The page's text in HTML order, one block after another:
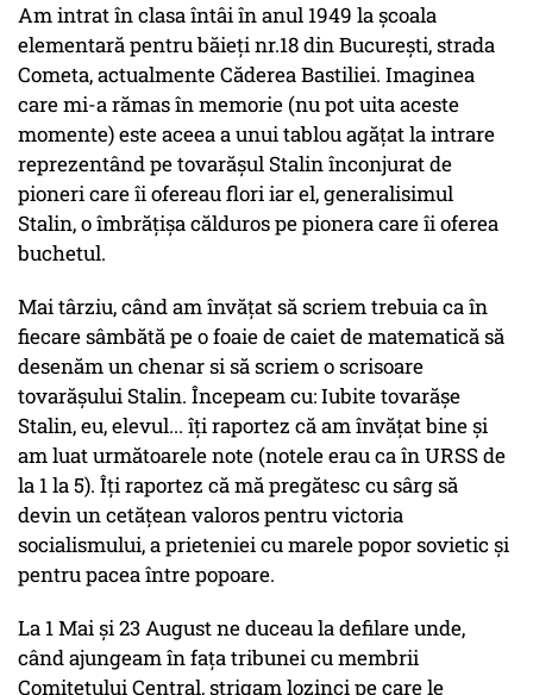
Am intrat în clasa întâi în anul 1949 la școala
elementară pentru băieți nr.18 din București, strada
Cometa, actualmente Căderea Bastiliei. Imaginea
care mi-a rămas în memorie (nu pot uita aceste
momente) este aceea a unui tablou agățat la intrare
reprezentând pe tovarășul Stalin înconjurat de
pioneri care îi ofereau flori iar el, generalisimul
Stalin, o îmbrățișa călduros pe pionera care îi oferea
buchetul.
Mai târziu, când am învățat să scriem trebuia ca în
fiecare sâmbătă pe o foaie de caiet de matematică să
desenăm un chenar si să scriem o scrisoare
tovarășului Stalin. Începeam cu: Iubite tovarășe
Stalin, eu, elevul... îți raportez că am învățat bine și
am luat următoarele note (notele erau ca în URSS de
la 1 la 5). Îți raportez că mă pregătesc cu sârg să
devin un cetățean valoros pentru victoria
socialismului, a prieteniei cu marele popor sovietic și
pentru pacea între popoare.
La 1 Mai și 23 August ne duceau la defilare unde,
când ajungeam în fața tribunei cu membrii
Comitetului Central, strigam lozinci pe care le